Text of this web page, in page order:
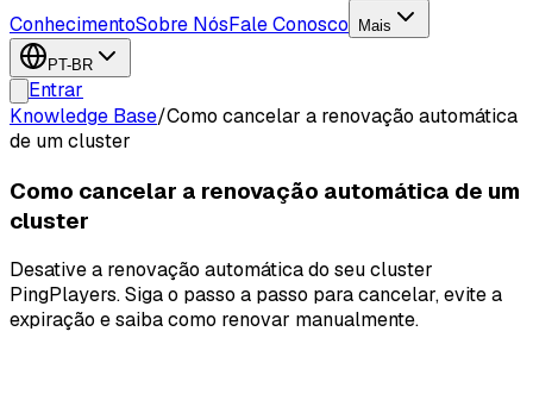
ConhecimentoSobre NósFale Conosco Mais
PT-BR
Entrar
Knowledge Base/Como cancelar a renovação automática
de um cluster
Como cancelar a renovação automática de um
cluster
Desative a renovação automática do seu cluster
PingPlayers. Siga o passo a passo para cancelar, evite a
expiração e saiba como renovar manualmente.